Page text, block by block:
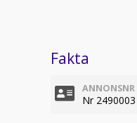
Fakta
ANNONSNR
Nr 2490003